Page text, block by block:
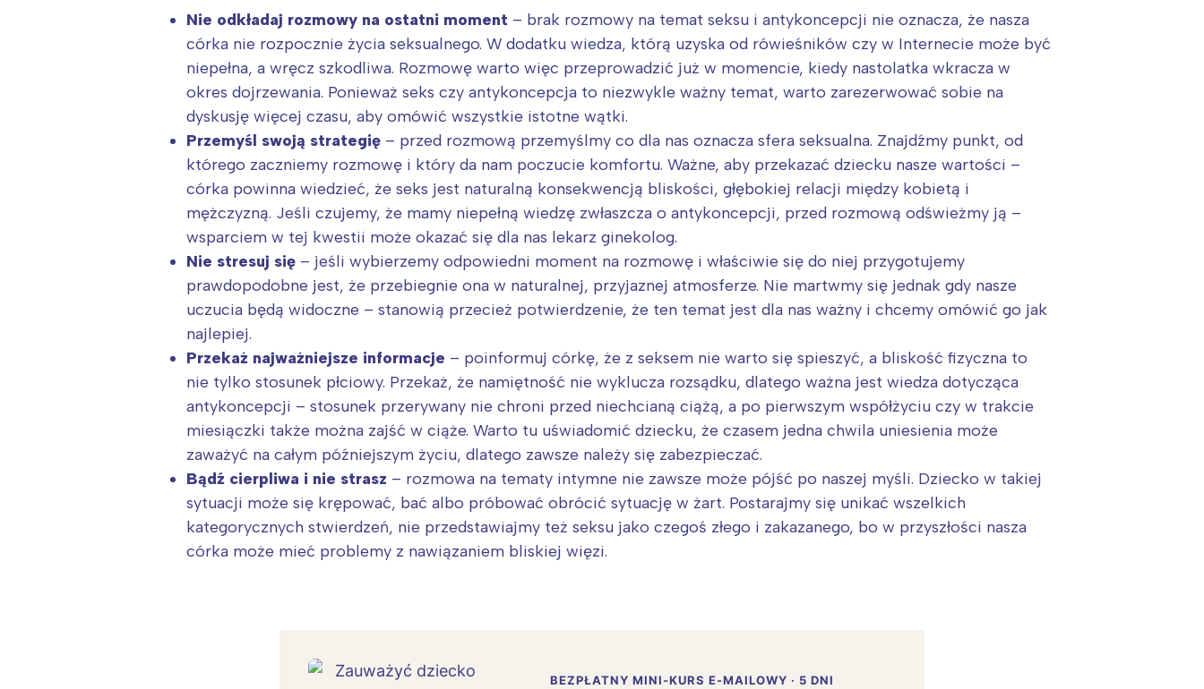
Nie odkładaj rozmowy na ostatni moment – brak rozmowy na temat seksu i antykoncepcji nie oznacza, że nasza
córka nie rozpocznie życia seksualnego. W dodatku wiedza, którą uzyska od rówieśników czy w Internecie może być
niepełna, a wręcz szkodliwa. Rozmowę warto więc przeprowadzić już w momencie, kiedy nastolatka wkracza w
okres dojrzewania. Ponieważ seks czy antykoncepcja to niezwykle ważny temat, warto zarezerwować sobie na
dyskusję więcej czasu, aby omówić wszystkie istotne wątki.
Przemyśl swoją strategię – przed rozmową przemyślmy co dla nas oznacza sfera seksualna. Znajdźmy punkt, od
którego zaczniemy rozmowę i który da nam poczucie komfortu. Ważne, aby przekazać dziecku nasze wartości –
córka powinna wiedzieć, że seks jest naturalną konsekwencją bliskości, głębokiej relacji między kobietą i
mężczyzną. Jeśli czujemy, że mamy niepełną wiedzę zwłaszcza o antykoncepcji, przed rozmową odświeżmy ją –
wsparciem w tej kwestii może okazać się dla nas lekarz ginekolog.
Nie stresuj się – jeśli wybierzemy odpowiedni moment na rozmowę i właściwie się do niej przygotujemy
prawdopodobne jest, że przebiegnie ona w naturalnej, przyjaznej atmosferze. Nie martwmy się jednak gdy nasze
uczucia będą widoczne – stanowią przecież potwierdzenie, że ten temat jest dla nas ważny i chcemy omówić go jak
najlepiej.
Przekaż najważniejsze informacje – poinformuj córkę, że z seksem nie warto się spieszyć, a bliskość fizyczna to
nie tylko stosunek płciowy. Przekaż, że namiętność nie wyklucza rozsądku, dlatego ważna jest wiedza dotycząca
antykoncepcji – stosunek przerywany nie chroni przed niechcianą ciążą, a po pierwszym współżyciu czy w trakcie
miesiączki także można zajść w ciąże. Warto tu uświadomić dziecku, że czasem jedna chwila uniesienia może
zaważyć na całym późniejszym życiu, dlatego zawsze należy się zabezpieczać.
Bądź cierpliwa i nie strasz – rozmowa na tematy intymne nie zawsze może pójść po naszej myśli. Dziecko w takiej
sytuacji może się krępować, bać albo próbować obrócić sytuację w żart. Postarajmy się unikać wszelkich
kategorycznych stwierdzeń, nie przedstawiajmy też seksu jako czegoś złego i zakazanego, bo w przyszłości nasza
córka może mieć problemy z nawiązaniem bliskiej więzi.
BEZPŁATNY MINI-KURS E-MAILOWY · 5 DNI
Interesują mnie wydarzenia z tego regionu:
Warszawa
Wrocław